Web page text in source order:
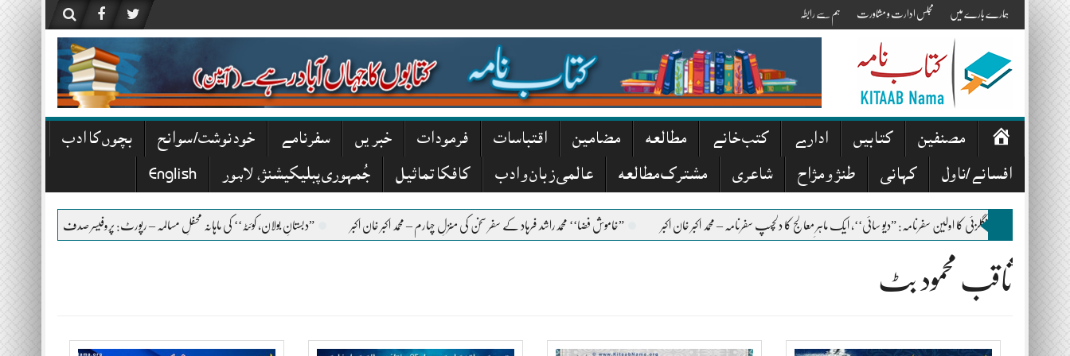
to
content
ہمارے بارے میں مجلس ادارت و مشاورت ہم سے رابطہ
صفحہ
اوّل
مصنفین کتابیں ادارے کتب خانے مطالعہ مضامین اقتباسات فرمودات خبریں سفرنامے خودنوشت/ سوانح
بچوں کا ادب
افسانے/ناول
کہانی طنز و مزاح شاعری مشترک مطالعہ عالمی زبان و ادب کافکا تماثیل جُمہوری پبلیکیشنز، لاہور English
اعظم بنگلزئی کا اولین سفرنامہ: ”دیو سائی‘‘، ایک ماہرِ معالج کا دلچسپ سفرنامہ – محمد اکبر خان اکبر ”خاموش فضا‘‘ محمدراشد فرہاد کے سفر سخن کی منزلِ چہارم – محمد اکبر خان اکبر ”دبستانِ بولان، کوئٹہ‘‘ کی ماہانہ محفلِ مسالمہ – رپورٹ: پروفیسر صدف چنگیزی
ثاقب محمود بٹ